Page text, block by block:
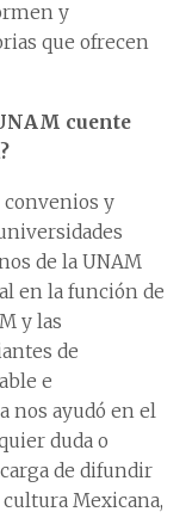
y
que ofrecen
cuente
convenios y
de la UNAM
en la función de
y las
de
e
nos ayudó en el
duda o
de difundir
Mexicana,